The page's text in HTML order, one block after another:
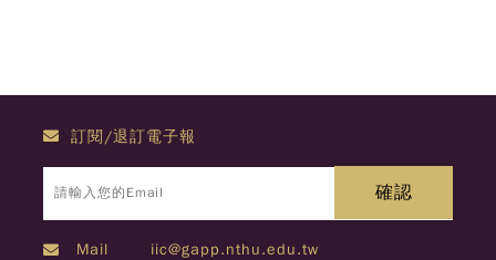
訂閱/退訂電子報
Mail iic@gapp.nthu.edu.tw